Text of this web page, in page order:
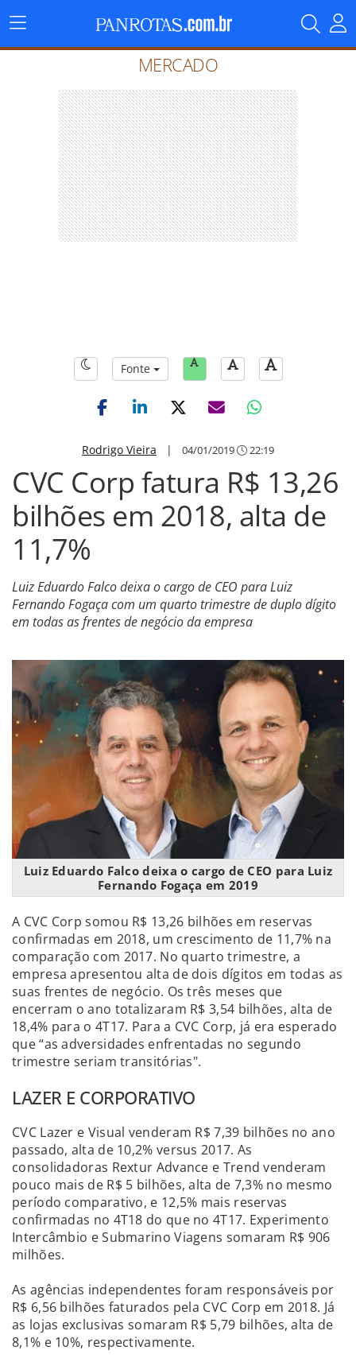
Menu
Principal
MERCADO
Fonte
Rodrigo Vieira | 04/01/2019 22:19
CVC Corp fatura R$ 13,26
bilhões em 2018, alta de
11,7%
Luiz Eduardo Falco deixa o cargo de CEO para Luiz
Fernando Fogaça com um quarto trimestre de duplo dígito
em todas as frentes de negócio da empresa
Luiz Eduardo Falco deixa o cargo de CEO para Luiz
Fernando Fogaça em 2019
A CVC Corp somou R$ 13,26 bilhões em reservas
confirmadas em 2018, um crescimento de 11,7% na
comparação com 2017. No quarto trimestre, a
empresa apresentou alta de dois dígitos em todas as
suas frentes de negócio. Os três meses que
encerram o ano totalizaram R$ 3,54 bilhões, alta de
18,4% para o 4T17. Para a CVC Corp, já era esperado
que “as adversidades enfrentadas no segundo
trimestre seriam transitórias".
LAZER E CORPORATIVO
CVC Lazer e Visual venderam R$ 7,39 bilhões no ano
passado, alta de 10,2% versus 2017. As
consolidadoras Rextur Advance e Trend venderam
pouco mais de R$ 5 bilhões, alta de 7,3% no mesmo
período comparativo, e 12,5% mais reservas
confirmadas no 4T18 do que no 4T17. Experimento
Intercâmbio e Submarino Viagens somaram R$ 906
milhões.
As agências independentes foram responsáveis por
R$ 6,56 bilhões faturados pela CVC Corp em 2018. Já
as lojas exclusivas somaram R$ 5,79 bilhões, alta de
8,1% e 10%, respectivamente.